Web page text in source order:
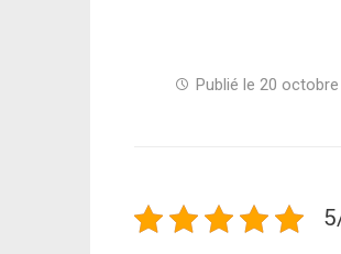
Publié le 20 octobre